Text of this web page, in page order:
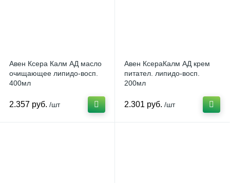
Авен Ксера Калм АД масло
очищающее липидо-восп.
400мл
2.357 руб. /шт
Авен КсераКалм АД крем
питател. липидо-восп.
200мл
2.301 руб. /шт